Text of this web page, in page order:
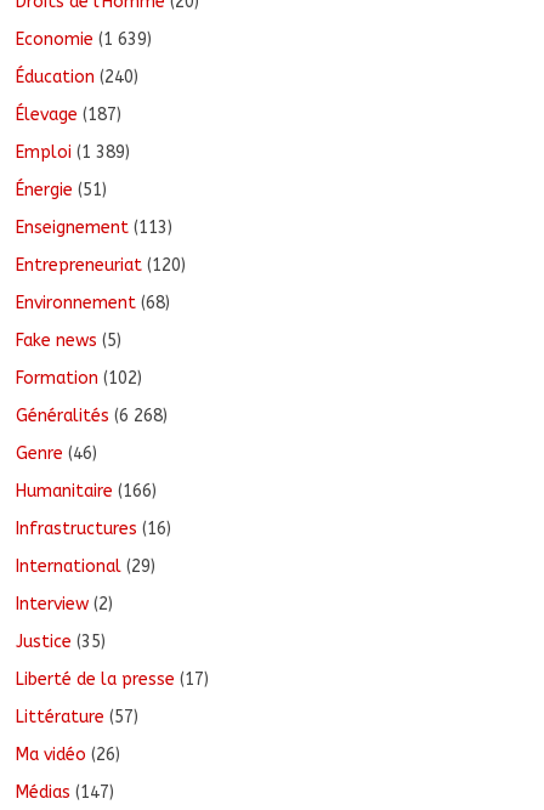
Economie (1 639)
Éducation (240)
Élevage (187)
Emploi (1 389)
Énergie (51)
Enseignement (113)
Entrepreneuriat (120)
Environnement (68)
Fake news (5)
Formation (102)
Généralités (6 268)
Genre (46)
Humanitaire (166)
Infrastructures (16)
International (29)
Interview (2)
Justice (35)
Liberté de la presse (17)
Littérature (57)
Ma vidéo (26)
Médias (147)